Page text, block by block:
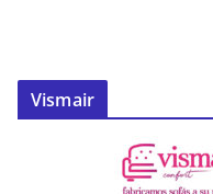
Vismair